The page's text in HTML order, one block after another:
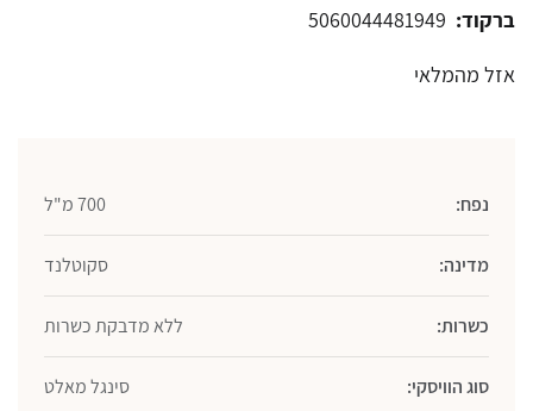
ברקוד:
אזל מהמלאי
נפח: 700 מ"ל
מדינה: סקוטלנד
כשרות: ללא מדבקת כשרות
סוג הוויסקי: סינגל מאלט